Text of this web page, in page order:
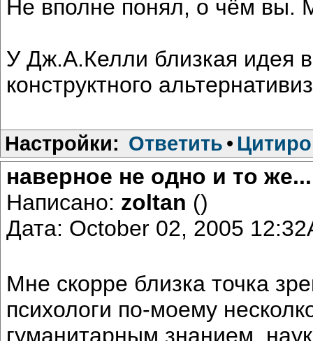
Не вполне понял, о чём вы.
У Дж.А.Келли близкая идея
конструктного
Настройки: Ответить •
наверное не одно и то же...
Написано: zoltan ()
Дата: October 02, 2005
Мне скорре близка точка
психологи по-моему
гуманитарным знанием,